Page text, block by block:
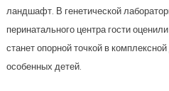
ландшафт. В генетической
перинатального центра гости
станет опорной точкой в
особенных детей.